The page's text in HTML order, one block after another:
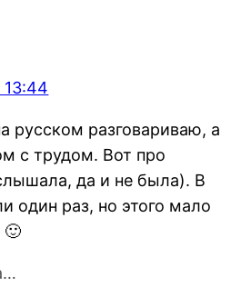
13:44
русском разговариваю, а
с трудом. Вот про
да и не была). В
один раз, но этого мало
🙂